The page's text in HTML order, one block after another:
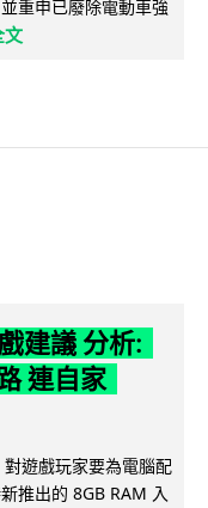
重申已廢除電動車強
文
建議 分析:
連自家
遊戲玩家要為電腦配
推出的 8GB RAM 入